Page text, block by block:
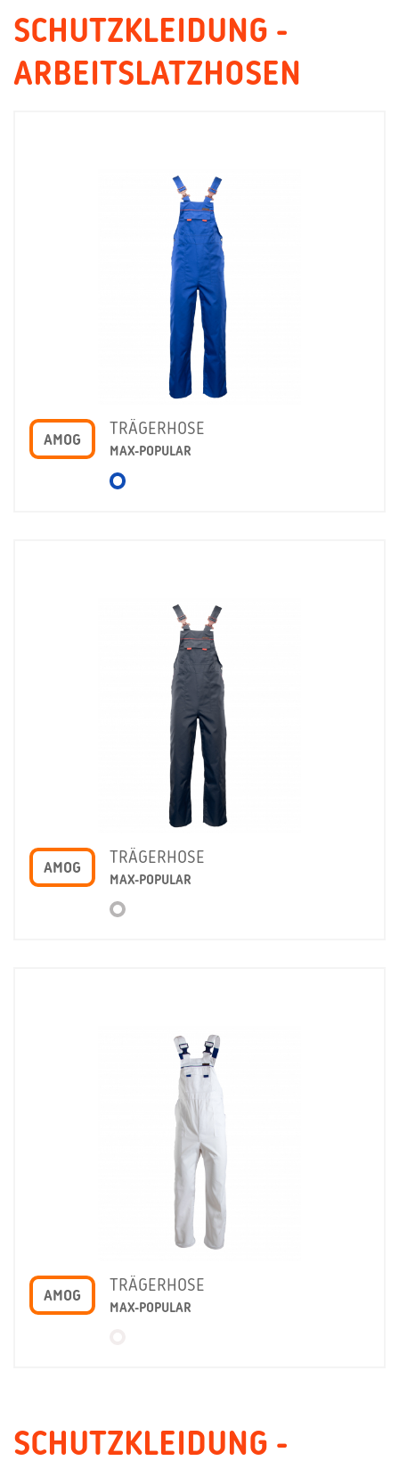
SCHUTZKLEIDUNG -
ARBEITSLATZHOSEN
AMOG
TRÄGERHOSE
MAX-POPULAR
AMOG
TRÄGERHOSE
MAX-POPULAR
AMOG
TRÄGERHOSE
MAX-POPULAR
SCHUTZKLEIDUNG -